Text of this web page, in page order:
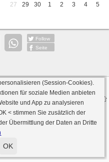
27
29 30 1 2 3 4 5
Follow
Seite
Impressum
Spieler: 501.031 ·
(private Server:136)
(Session-Cookies).
für soziale Medien anbieten
und App zu analysieren
< stimmen Sie zusätzlich der
Übermittlung der Daten an Dritte
OK